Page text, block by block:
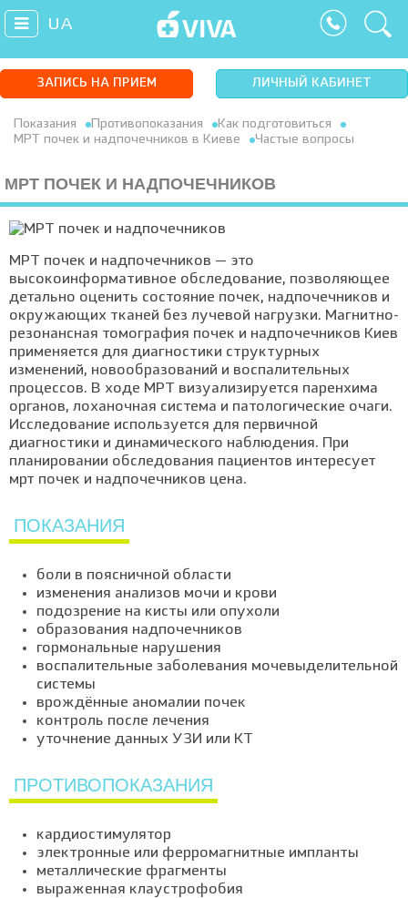
UA
ЗАПИСЬ НА ПРИЕМ ЛИЧНЫЙ КАБИНЕТ
Показания Противопоказания
Как подготовиться
МРТ почек и надпочечников в Киеве
Частые вопросы
МРТ ПОЧЕК И НАДПОЧЕЧНИКОВ
МРТ почек и надпочечников — это
высокоинформативное обследование, позволяющее
детально оценить состояние почек, надпочечников и
окружающих тканей без лучевой нагрузки. Магнитно-
резонансная томография почек и надпочечников Киев
применяется для диагностики структурных
изменений, новообразований и воспалительных
процессов. В ходе МРТ визуализируется паренхима
органов, лоханочная система и патологические очаги.
Исследование используется для первичной
диагностики и динамического наблюдения. При
планировании обследования пациентов интересует
мрт почек и надпочечников цена.
ПОКАЗАНИЯ
боли в поясничной области
изменения анализов мочи и крови
подозрение на кисты или опухоли
образования надпочечников
гормональные нарушения
воспалительные заболевания мочевыделительной
системы
врождённые аномалии почек
контроль после лечения
уточнение данных УЗИ или КТ
ПРОТИВОПОКАЗАНИЯ
кардиостимулятор
электронные или ферромагнитные импланты
металлические фрагменты
выраженная клаустрофобия